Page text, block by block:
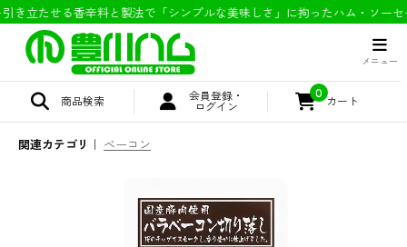
立たせる香辛料と製法で「シンプルな美味しさ」に拘ったハム・ソーセー
商品検索
会員登録・
ログイン
0
カート
関連カテゴリ ベーコン